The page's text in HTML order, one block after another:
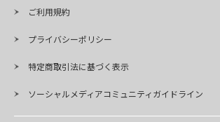
ご利用規約
プライバシーポリシー
特定商取引法に基づく表示
ソーシャルメディアコミュニティガイドライン